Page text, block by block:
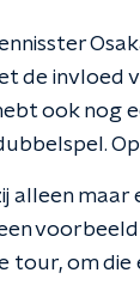
de invloed
ook nog
alleen
tour, om